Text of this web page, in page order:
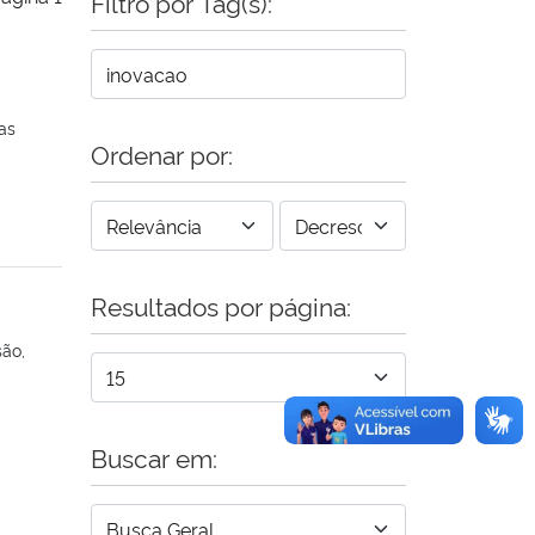
Ordenar por:
Resultados por página:
Buscar em: